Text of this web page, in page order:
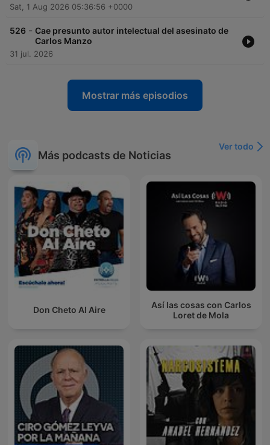
Sat, 1 Aug 2026 05:36:56 +0000
526 - Cae presunto autor intelectual del asesinato de
Carlos Manzo
31 jul. 2026
Mostrar más episodios
Más podcasts de Noticias
Ver todo
Don Cheto Al Aire
Así las cosas con Carlos
Loret de Mola